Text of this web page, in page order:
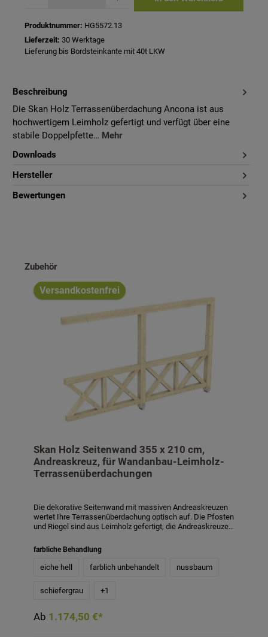
Produktnummer: HG5572.13
Lieferzeit: 30 Werktage
Lieferung bis Bordsteinkante mit 40t LKW
Beschreibung
Die Skan Holz Terrassenüberdachung Ancona ist aus
hochwertigem Leimholz gefertigt und verfügt über eine
stabile Doppelpfette… Mehr
Downloads
Hersteller
Bewertungen
Produktgalerie überspringen
Zubehör
Versandkostenfrei
Skan Holz Seitenwand 355 x 210 cm,
Andreaskreuz, für Wandanbau-Leimholz-
Terrassenüberdachungen
Die dekorative Seitenwand mit massiven Andreaskreuzen
wertet Ihre Terrassenüberdachung optisch auf. Die Pfosten
und Riegel sind aus Leimholz gefertigt, die Andreaskreuze
x 12 cm stark, die Riegel 10 x 10 cm, die Kreuze 8 x 8 cm.
Die Aufschraubstützen für die zusätzlichen Pfosten sind im
Lieferumfang enthalten. Die Höhe der Seitenwand beträgt
389 cm und 400 cm. Die Seitenwand ist auch mit
nussbaum und eiche hell gegen Aufpreis erhältlich. Die
farblich behandelten Teile des Bausatzes sind mit
farbliche Behandlung
eiche hell farblich unbehandelt nussbaum
schiefergrau +1
Ab 1.174,50 €*